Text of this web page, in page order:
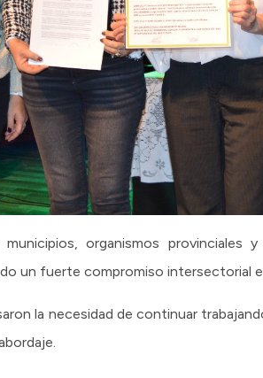
organismos provinciales y
un fuerte compromiso intersectorial
la necesidad de continuar